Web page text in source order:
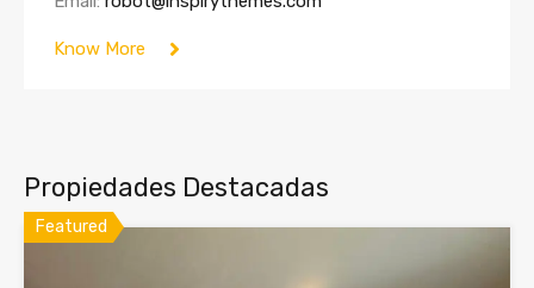
Know More
Propiedades Destacadas
Featured